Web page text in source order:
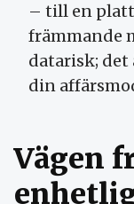
– till en
främmande
datarisk;
din
Vägen